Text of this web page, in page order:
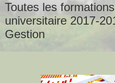
Toutes les
universitaire 2017-
Gestion